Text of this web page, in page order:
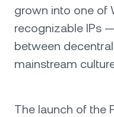
grown into one of
recognizable IPs
between
mainstream
The launch of the